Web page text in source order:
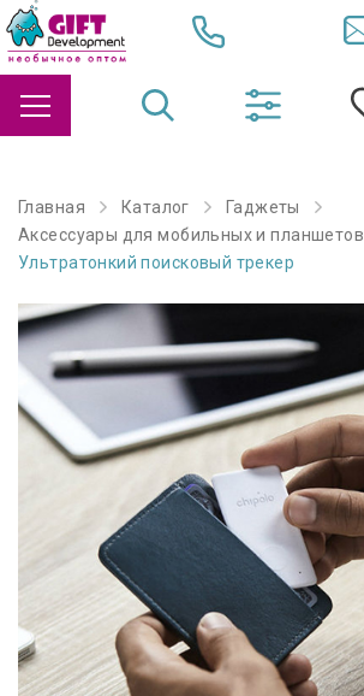
Главная Каталог
Гаджеты
Аксессуары для мобильных и планшетов
Ультратонкий поисковый трекер